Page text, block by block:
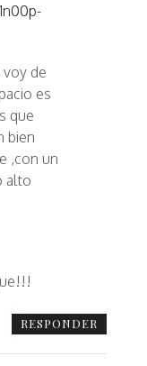
de
es
que
bien
,con un
alto
RESPONDER